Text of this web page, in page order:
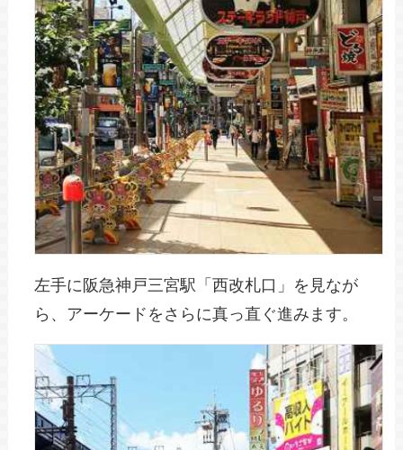
左手に阪急神戸三宮駅「西改札口」を見なが
ら、アーケードをさらに真っ直ぐ進みます。